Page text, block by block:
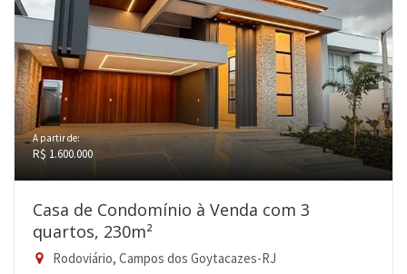
A partir de:
R$ 1.600.000
Casa de Condomínio à Venda com 3
quartos, 230m²
Rodoviário, Campos dos Goytacazes-RJ